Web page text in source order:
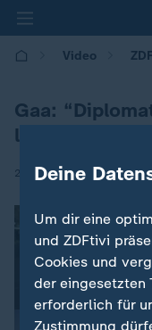
Video
Gaa:
laufen weiter”
20.04.2026 | 12:00
Deine
Um dir eine
und ZDFtivi
Cookies und
der eingesetzten
erforderlich für
Zustimmung